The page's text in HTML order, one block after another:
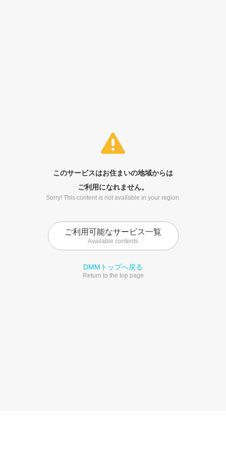
このサービスはお住まいの地域からは
ご利用になれません。
Sorry! This content is not available in your region.
ご利用可能なサービス一覧
Available contents
DMMトップへ戻る
Return to the top page